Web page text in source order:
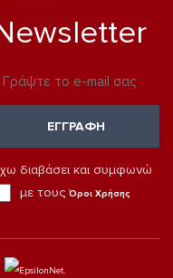
ΕΓΓΡΑΦΗ
διαβάσει και συμφωνώ
με τους Όροι Χρήσης
.